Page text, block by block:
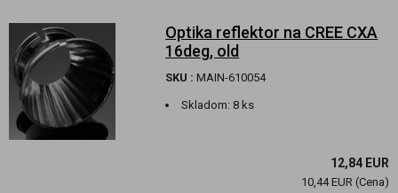
Optika reflektor na CREE CXA
16deg, old
SKU : MAIN-610054
Skladom: 8 ks
12,84 EUR
10,44 EUR (Cena)